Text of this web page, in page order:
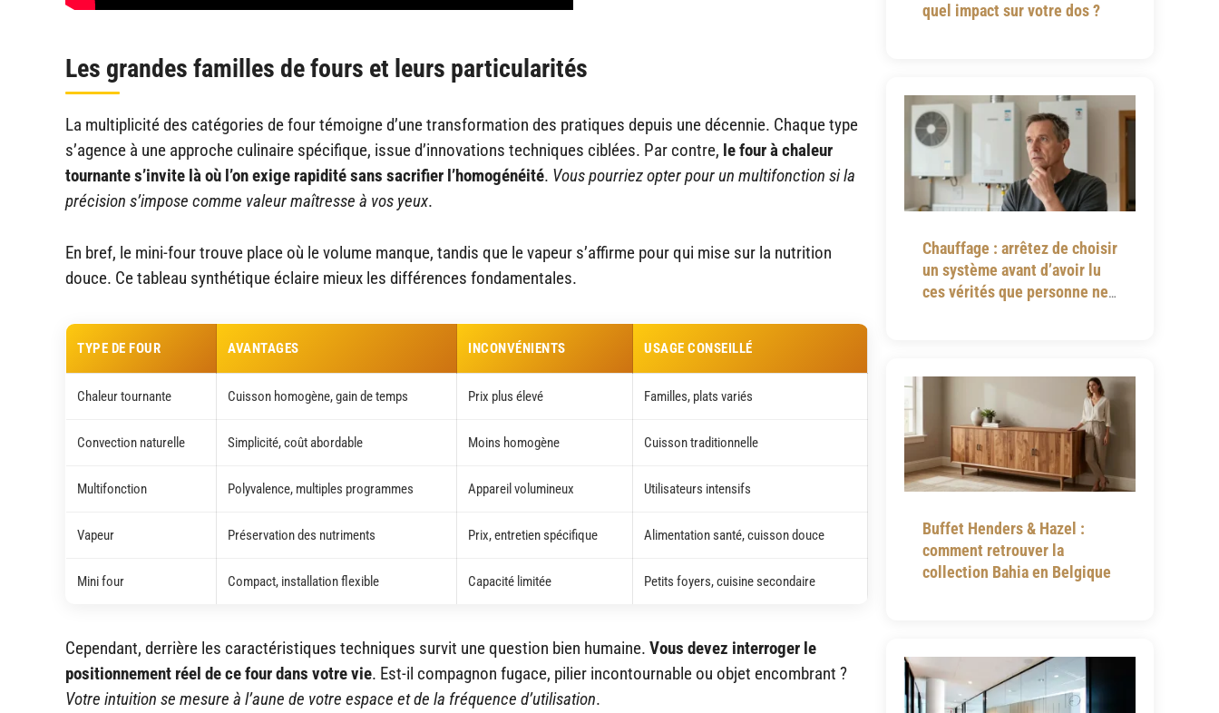
Les grandes familles de fours et leurs particularités
La multiplicité des catégories de four témoigne d’une transformation des pratiques depuis une décennie. Chaque type
s’agence à une approche culinaire spécifique, issue d’innovations techniques ciblées. Par contre, le four à chaleur
tournante s’invite là où l’on exige rapidité sans sacrifier l’homogénéité. Vous pourriez opter pour un multifonction si la
précision s’impose comme valeur maîtresse à vos yeux.
En bref, le mini-four trouve place où le volume manque, tandis que le vapeur s’affirme pour qui mise sur la nutrition
douce. Ce tableau synthétique éclaire mieux les différences fondamentales.
TYPE DE FOUR AVANTAGES INCONVÉNIENTS USAGE CONSEILLÉ
Chaleur tournante Cuisson homogène, gain de temps Prix plus élevé Familles, plats variés
Convection naturelle Simplicité, coût abordable Moins homogène Cuisson traditionnelle
Multifonction Polyvalence, multiples programmes Appareil volumineux Utilisateurs intensifs
Vapeur Préservation des nutriments Prix, entretien spécifique Alimentation santé, cuisson douce
Mini four Compact, installation flexible Capacité limitée Petits foyers, cuisine secondaire
Cependant, derrière les caractéristiques techniques survit une question bien humaine. Vous devez interroger le
positionnement réel de ce four dans votre vie. Est-il compagnon fugace, pilier incontournable ou objet encombrant ?
Votre intuition se mesure à l’aune de votre espace et de la fréquence d’utilisation.
quel impact sur votre dos ?
Chauffage : arrêtez de choisir
un système avant d’avoir lu
ces vérités que personne ne
Buffet Henders & Hazel :
comment retrouver la
collection Bahia en Belgique